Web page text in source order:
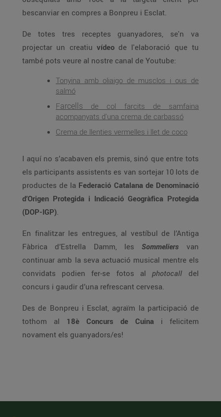
bescanviar en compres a Bonpreu i Esclat.
De totes tres receptes guanyadores, se'n va
projectar un creatiu vídeo de l'elaboració que tu
també pots veure al nostre canal de Youtube:
Tonyina amb oliaigo de musclos i ous de
salmó
Farcells de col farcits de samfaina
acompanyats d'una crema de carbassó
Crema de llenties vermelles i llet de coco
I aquí no s’acabaven els premis, sinó que entre tots
els participants assistents es van sortejar 10 lots de
productes de la Federació Catalana de Denominació
d’Origen Protegida i Indicació Geogràfica Protegida
(DOP-IGP).
En finalitzar les entregues, al vestíbul de l’Antiga
Fàbrica d’Estrella Damm, les Sommeliers van
continuar amb la seva actuació musical mentre els
convidats podien fer-se fotos al photocall del
concurs i gaudir d’una refrescant cervesa.
Des de Bonpreu i Esclat, agraïm la participació de
tothom al 18è Concurs de Cuina i felicitem
novament els guanyadors/es!